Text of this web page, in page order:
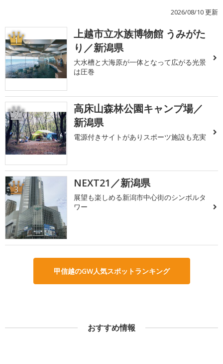
2026/08/10 更新
1
上越市立水族博物館 うみがた
り／新潟県
大水槽と大海原が一体となって広がる光景
は圧巻
2
高床山森林公園キャンプ場／
新潟県
電源付きサイトがありスポーツ施設も充実
3 NEXT21／新潟県
展望も楽しめる新潟市中心街のシンボルタ
ワー
甲信越のGW人気スポットランキング
おすすめ情報